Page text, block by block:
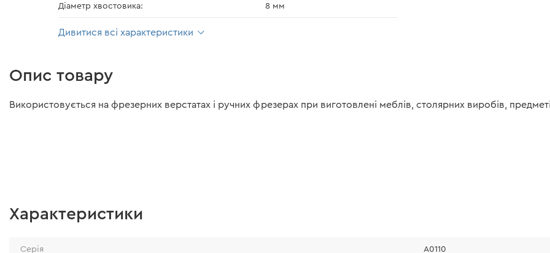
Діаметр хвостовика: 8 мм
Дивитися всі характеристики
Опис товару
Використовується на фрезерних верстатах і ручних фрезерах при виготовлені меблів, столярних виробів,
Характеристики
Серія A0110